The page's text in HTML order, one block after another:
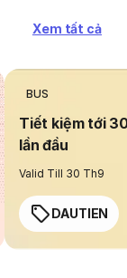
Xem tất cả
BUS
Tiết kiệm tới
lần đầu
Valid Till 30 Th9
DAUTIEN